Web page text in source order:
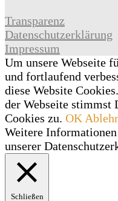
Transparenz
Datenschutzerklärung
Impressum
Um unsere Webseite
und fortlaufend
diese Website
der Webseite stimmst
Cookies zu. OK
Weitere
unserer
Schließen